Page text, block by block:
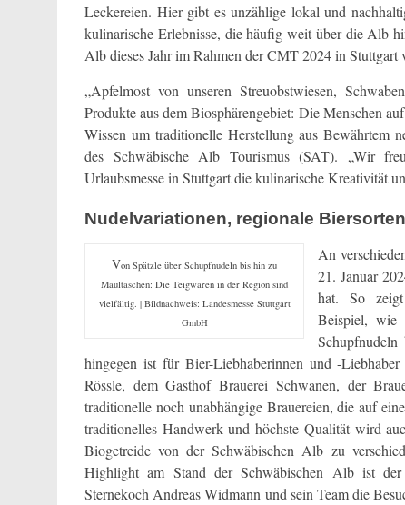
Leckereien. Hier gibt es unzählige lokal und
kulinarische Erlebnisse, die häufig weit über die Alb
Alb dieses Jahr im Rahmen der CMT 2024 in Stuttgart
„Apfelmost von unseren Streuobstwiesen,
Produkte aus dem Biosphärengebiet: Die Menschen
Wissen um traditionelle Herstellung aus Bewährtem
des Schwäbische Alb Tourismus (SAT). „Wir
Urlaubsmesse in Stuttgart die kulinarische Kreativität
Nudelvariationen, regionale
Von Spätzle über Schupfnudeln bis hin zu
Maultaschen: Die Teigwaren in der Region sind
vielfältig. | Bildnachweis: Landesmesse Stuttgart
GmbH
An
21. Januar
hat. So
Beispiel, wie
hingegen ist für Bier-Liebhaberinnen und -
Rössle, dem Gasthof Brauerei Schwanen, der
traditionelle noch unabhängige Brauereien, die auf
traditionelles Handwerk und höchste Qualität wird
Biogetreide von der Schwäbischen Alb zu
Highlight am Stand der Schwäbischen Alb ist der
Sternekoch Andreas Widmann und sein Team die